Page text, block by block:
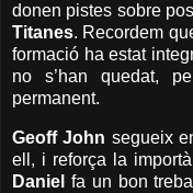
donen pistes sobre
Titanes. Recordem
formació ha estat
no s’han quedat,
permanent.
Geoff John segueix
ell, i reforça la
Daniel fa un bon